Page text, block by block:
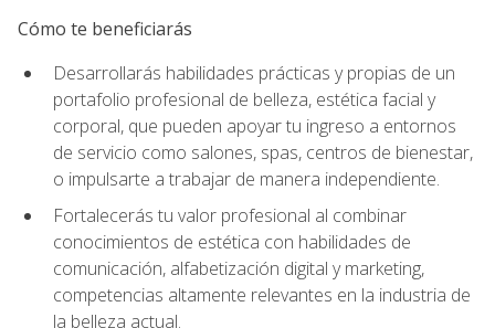
Cómo te beneficiarás
Desarrollarás habilidades prácticas y propias de un
portafolio profesional de belleza, estética facial y
corporal, que pueden apoyar tu ingreso a entornos
de servicio como salones, spas, centros de bienestar,
o impulsarte a trabajar de manera independiente.
Fortalecerás tu valor profesional al combinar
conocimientos de estética con habilidades de
comunicación, alfabetización digital y marketing,
competencias altamente relevantes en la industria de
la belleza actual.